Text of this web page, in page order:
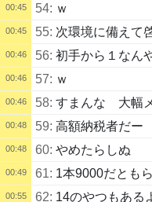
00:45 54: ｗ
00:45 55: 次環境に備えて
00:46 56: 初手から１なん
00:46 57: ｗ
00:46 58: すまんな 大幅
00:48 59: 高額納税者だー
00:48 60: やめたらしぬ
00:49 61: 1本9000だとも
00:55 62: 14のやつもある